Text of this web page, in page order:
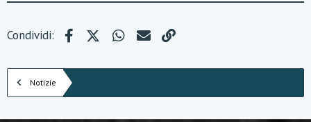
Condividi: FacebookX (Twitter)WhatsApp
e-mail
Notizie